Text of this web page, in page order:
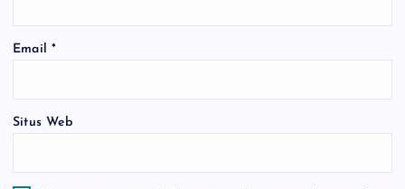
Email *
Situs Web